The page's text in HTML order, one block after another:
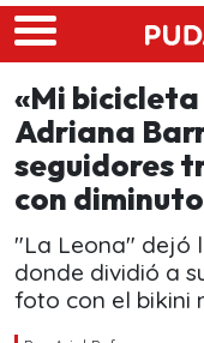
Skip to main content
«Mi
Adriana
seguidores
con
"La Leona" dejó
donde dividió a
foto con el bikini